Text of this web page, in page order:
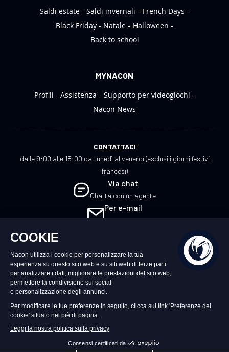
Saldi estate
Saldi invernali
French Days
Black Friday
Natale
Halloween
Back to school
MYNACON
Profili
Assistenza
Supporto per videogiochi
Nacon News
CONTATTACI
dalle 9:00 alle 18:00 dal lunedì al venerdì (esclusi i giorni festivi
francesi)
Via chat
Chatta con un agente
Per e-mail
Scrivici
©2026 – Nacon | NACON™ è un marchio